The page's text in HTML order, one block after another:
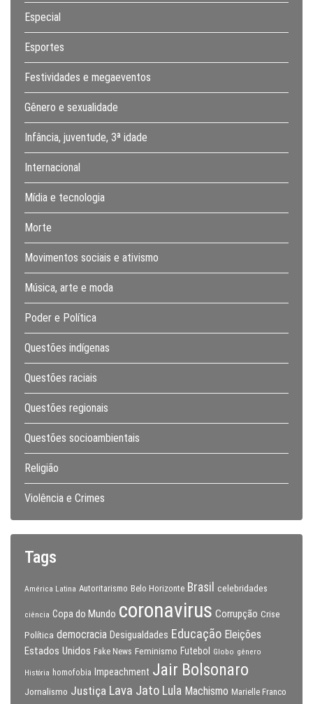
Especial
Esportes
Festividades e megaeventos
Gênero e sexualidade
Infância, juventude, 3ª idade
Internacional
Mídia e tecnologia
Morte
Movimentos sociais e ativismo
Música, arte e moda
Poder e Política
Questões indígenas
Questões raciais
Questões regionais
Questões socioambientais
Religião
Violência e Crimes
Tags
América Latina Autoritarismo Belo Horizonte Brasil celebridades
ciência Copa do Mundo coronavirus Corrupção Crise
Política democracia Desigualdades Educação Eleições
Estados Unidos Fake News Feminismo Futebol Globo gênero
História homofobia Impeachment Jair Bolsonaro
Jornalismo Justiça Lava Jato Lula Machismo Marielle Franco